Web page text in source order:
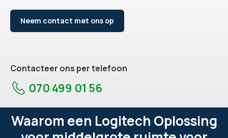
Neem contact met ons op
Contacteer ons per telefoon
070 499 01 56
Waarom een Logitech Oplossing